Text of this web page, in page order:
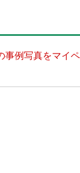
事例写真をマイ